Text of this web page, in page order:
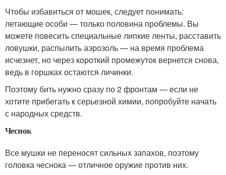
Чтобы избавиться от мошек, следует понимать:
летающие особи — только половина проблемы. Вы
можете повесить специальные липкие ленты, расставить
ловушки, распылить аэрозоль — на время проблема
исчезнет, но через короткий промежуток вернется снова,
ведь в горшках остаются личинки.
Поэтому бить нужно сразу по 2 фронтам — если не
хотите прибегать к серьезной химии, попробуйте начать
с народных средств.
Чеснок
Все мушки не переносят сильных запахов, поэтому
головка чеснока — отличное оружие против них.